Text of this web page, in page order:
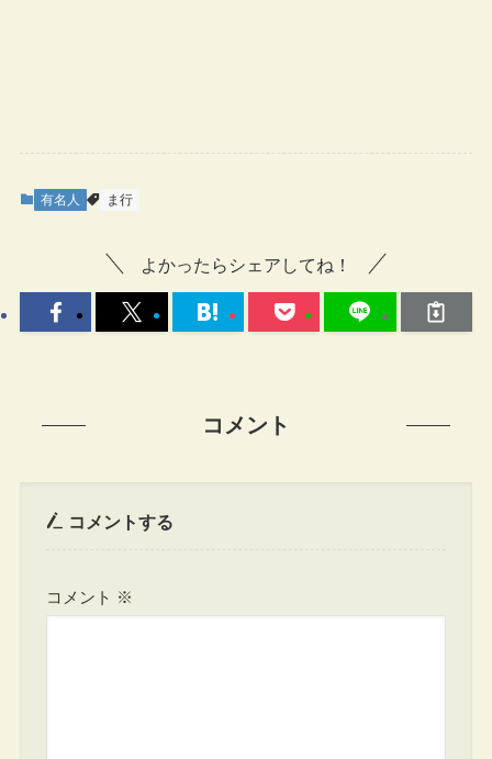
有名人 ま行
よかったらシェアしてね！
コメント
コメントする
コメント ※